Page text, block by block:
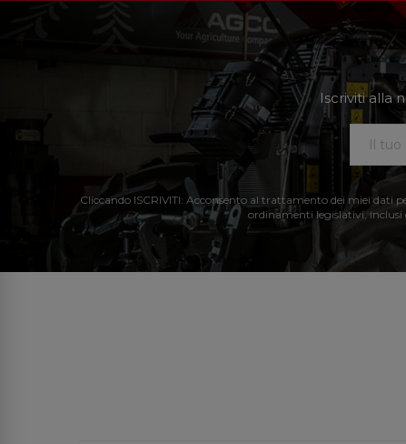
Iscriviti alla
Cliccando ISCRIVITI: Acconsento al trattamento dei miei dati
ordinamenti legislativi, inclusi